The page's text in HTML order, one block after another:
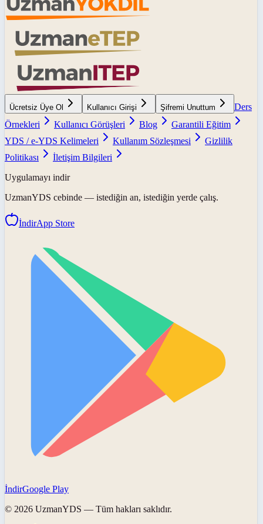
Ücretsiz Üye Ol Kullanıcı Girişi Şifremi Unuttum
Ders
Örnekleri
Kullanıcı Görüşleri Blog
Garantili Eğitim
YDS / e-YDS Kelimeleri
Kullanım Sözleşmesi
Gizlilik
Politikası
İletişim Bilgileri
Uygulamayı indir
UzmanYDS cebinde — istediğin an, istediğin yerde çalış.
İndirApp Store
İndirGoogle Play
© 2026 UzmanYDS — Tüm hakları saklıdır.